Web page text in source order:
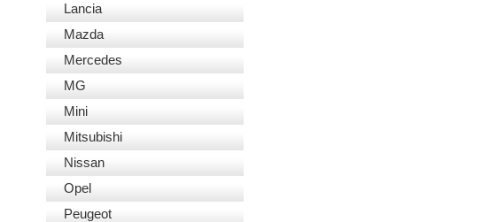
Lancia
Mazda
Mercedes
MG
Mini
Mitsubishi
Nissan
Opel
Peugeot